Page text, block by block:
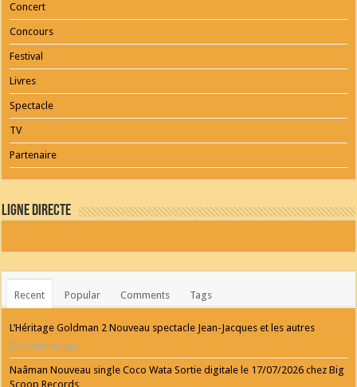
Concert
Concours
Festival
Livres
Spectacle
TV
Partenaire
Ligne Directe
Recent Popular Comments Tags
L’Héritage Goldman 2 Nouveau spectacle Jean-Jacques et les autres
2 semaines ago
Naâman Nouveau single Coco Wata Sortie digitale le 17/07/2026 chez Big
Scoop Records